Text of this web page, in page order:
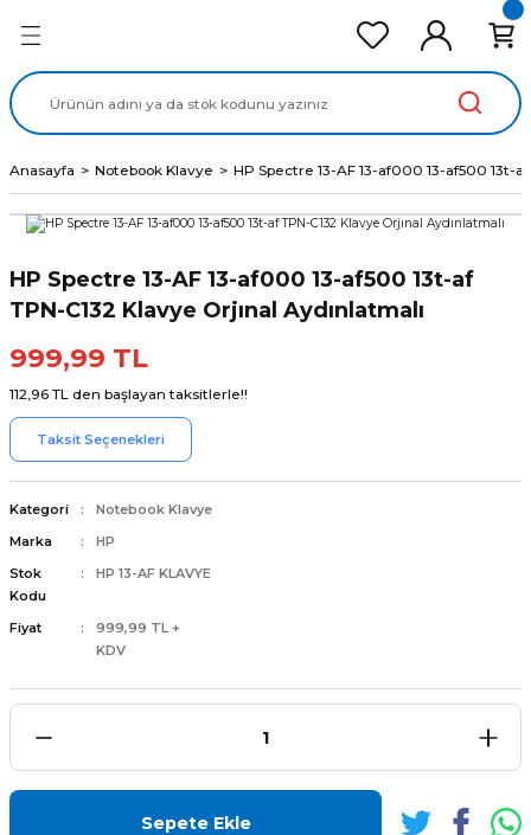
Ekran Panel
Data Kablo
Anasayfa Notebook Klavye HP Spectre 13-AF 13-af000 13-af500 13t-
HP Spectre 13-AF 13-af000 13-af500 13t-af
TPN-C132 Klavye Orjınal Aydınlatmalı
999,99 TL
112,96 TL den başlayan taksitlerle!!
Taksit Seçenekleri
Kategori
Notebook Klavye
Marka
HP
Stok
Kodu
HP 13-AF KLAVYE
Fiyat
999,99 TL +
KDV
Sepete Ekle